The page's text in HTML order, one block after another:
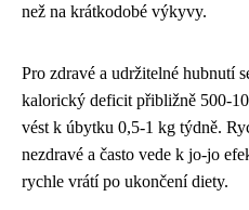
než na krátkodobé výkyvy.
Pro zdravé a udržitelné hubnutí
kalorický deficit přibližně 500-
vést k úbytku 0,5-1 kg týdně.
nezdravé a často vede k jo-jo
rychle vrátí po ukončení diety.